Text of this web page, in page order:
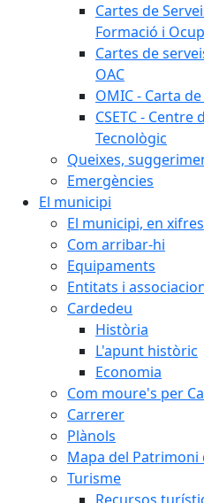
Cartes de
Formació i
Cartes de
OAC
OMIC - Carta
CSETC -
Tecnològic
Queixes,
Emergències
El municipi
El municipi, en xifres
Com arribar-hi
Equipaments
Entitats i
Cardedeu
Història
L'apunt històric
Economia
Com moure's per
Carrerer
Plànols
Mapa del Patrimoni
Turisme